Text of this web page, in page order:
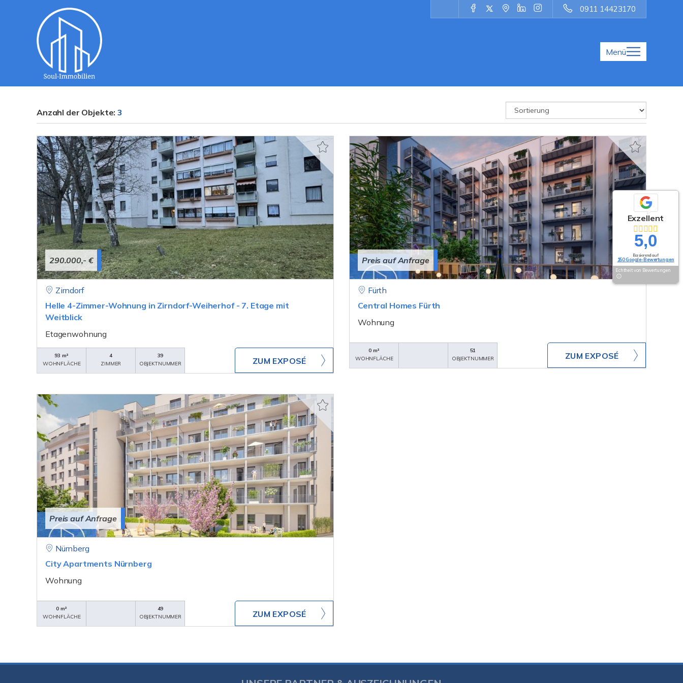
0911 14423170
Menü
Anzahl der Objekte:3
290.000,- €
Zirndorf
Helle 4-Zimmer-Wohnung in Zirndorf-Weiherhof - 7. Etage mit
Weitblick
Etagenwohnung
93 m²
WOHNFLÄCHE
4
ZIMMER
39
OBJEKTNUMMER
ZUM EXPOSÉ
Preis auf Anfrage
Fürth
Central Homes Fürth
Wohnung
0 m²
WOHNFLÄCHE
51
OBJEKTNUMMER
ZUM EXPOSÉ
Preis auf Anfrage
Nürnberg
City Apartments Nürnberg
Wohnung
0 m²
WOHNFLÄCHE
49
OBJEKTNUMMER
ZUM EXPOSÉ
Exzellent
5,0
Basierend auf
150 Google-Bewertungen
Echtheit von Bewertungen